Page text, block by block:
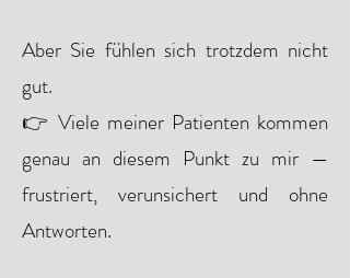
Aber Sie fühlen sich trotzdem nicht
gut.
👉 Viele meiner Patienten kommen
genau an diesem Punkt zu mir —
frustriert, verunsichert und ohne
Antworten.